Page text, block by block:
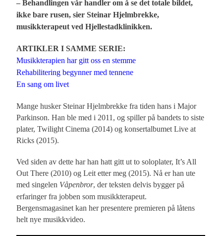
– Behandlingen vår handler om å se det totale bildet,
ikke bare rusen, sier Steinar Hjelmbrekke,
musikkterapeut ved Hjellestadklinikken.
ARTIKLER I SAMME SERIE:
Musikkterapien har gitt oss en stemme
Rehabilitering begynner med tennene
En sang om livet
Mange husker Steinar Hjelmbrekke fra tiden hans i Major
Parkinson. Han ble med i 2011, og spiller på bandets to siste
plater, Twilight Cinema (2014) og konsertalbumet Live at
Ricks (2015).
Ved siden av dette har han hatt gitt ut to soloplater, It’s All
Out There (2010) og Leit etter meg (2015). Nå er han ute
med singelen Våpenbror, der teksten delvis bygger på
erfaringer fra jobben som musikkterapeut.
Bergensmagasinet kan her presentere premieren på låtens
helt nye musikkvideo.